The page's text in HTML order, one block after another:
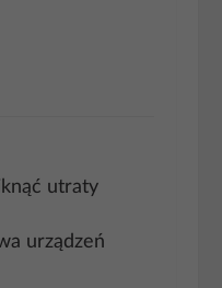
utraty
urządzeń